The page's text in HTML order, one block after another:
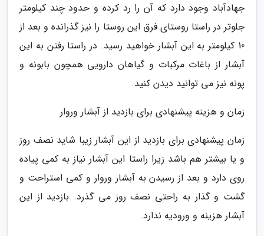
جهادآباد وجود دارد که آن را رد کرده و حدود چند کیلومتر
جلوتر در راستا روستای فرق این روستا را نیز گذرانده و بعد از
10 کیلومتر به این آبشار خواهید رسید. در راستا رفتن به این
آبشار از باغات مرکبات و گیاهان دارویی همچون بابونه و
پونه نیز می توانید دیدن کنید.
زمان و هزینه پیشنهادی برای بازدید از آبشار وروار
زمان پیشنهادی برای بازدید از این آبشار زیبا شاید نصف روز
و یا بیشتر هم باشد زیرا راستا این آبشار نیاز به کمی پیاده
روی دارد و بعد از رسیدن به آبشار وروار و کمی استراحت و
گشت و گذار به راحتی نصف روز می گذرد. بازدید از این
آبشار هزینه و ورودیه ندارد.